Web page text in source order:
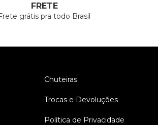
FRETE
grátis pra todo Brasil
Chuteiras
Trocas e Devoluções
Política de Privacidade